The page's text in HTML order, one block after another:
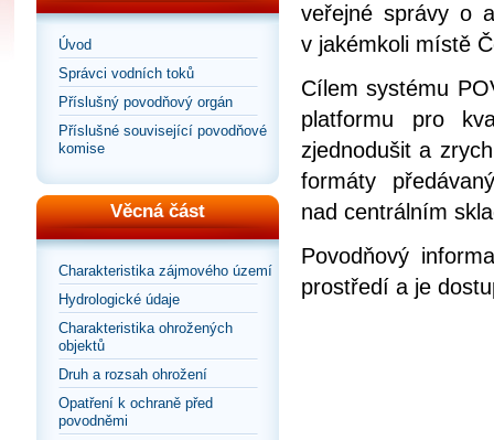
Úvod
Správci vodních toků
Příslušný povodňový orgán
Příslušné související povodňové
komise
Věcná část
Charakteristika zájmového území
Hydrologické údaje
Charakteristika ohrožených
objektů
Druh a rozsah ohrožení
Opatření k ochraně před
povodněmi
veřejné správy o
v jakémkoli místě
Cílem systému
platformu pro
zjednodušit a
formáty
nad centrálním
Povodňový
prostředí a je